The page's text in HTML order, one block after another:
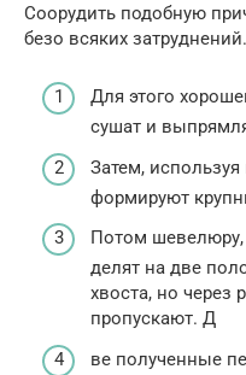
Соорудить подобную
безо всяких затруднений.
Для этого
сушат и
Затем,
формируют
Потом шевелюру,
делят на две
хвоста, но через
пропускают. Д
ве полученные